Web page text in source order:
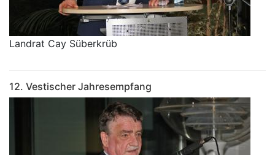
Landrat Cay Süberkrüb
12. Vestischer Jahresempfang